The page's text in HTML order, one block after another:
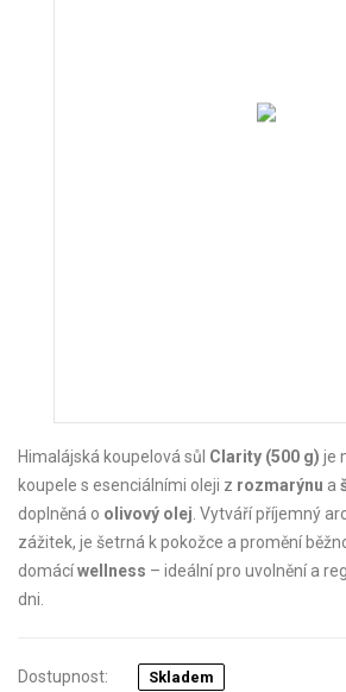
Himalájská koupelová sůl Clarity (500 g) je
koupele s esenciálními oleji z rozmarýnu a
doplněná o olivový olej . Vytváří příjemný
zážitek, je šetrná k pokožce a promění
domácíwellness – ideální pro uvolnění a
dni.
Dostupnost: Skladem